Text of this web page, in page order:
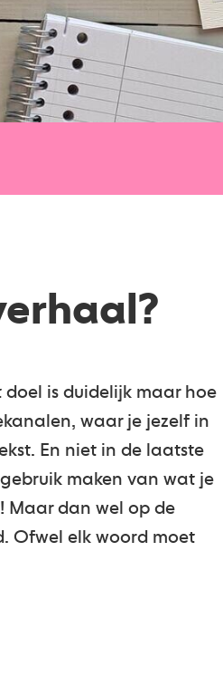
doel is duidelijk maar hoe
waar je jezelf in
En niet in de laatste
maken van wat je
Maar dan wel op de
Ofwel elk woord moet